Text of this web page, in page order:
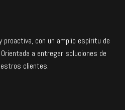
proactiva, con un amplio espíritu de
a entregar soluciones de
clientes.